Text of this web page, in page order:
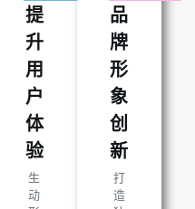
提
升
用
户
体
验
生
动
品
牌
形
象
创
新
打
造